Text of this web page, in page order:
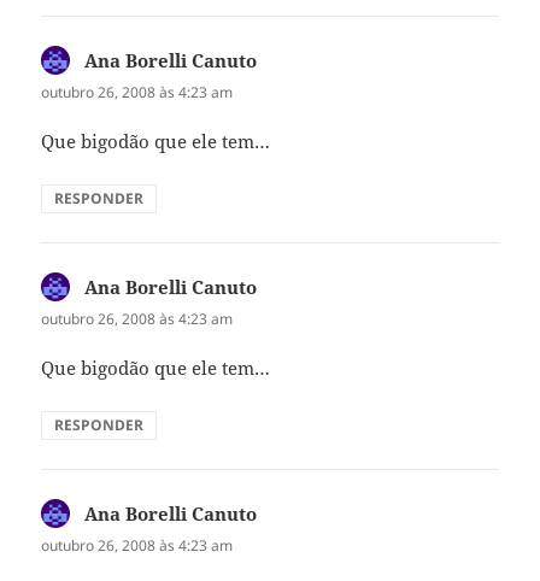
Ana Borelli Canuto
outubro 26, 2008 às 4:23 am
Que bigodão que ele tem…
RESPONDER
Ana Borelli Canuto
outubro 26, 2008 às 4:23 am
Que bigodão que ele tem…
RESPONDER
Ana Borelli Canuto
outubro 26, 2008 às 4:23 am